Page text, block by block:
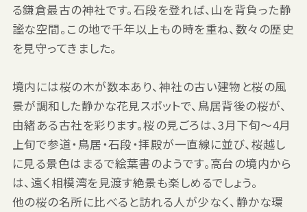
る鎌倉最古の神社です。石段を登れば、山を背負った静
謐な空間。この地で千年以上もの時を重ね、数々の歴史
を見守ってきました。
境内には桜の木が数本あり、神社の古い建物と桜の風
景が調和した静かな花見スポットで、鳥居背後の桜が、
由緒ある古社を彩ります。桜の見ごろは、3月下旬〜4月
上旬で参道・鳥居・石段・拝殿が一直線に並び、桜越し
に見る景色はまるで絵葉書のようです。高台の境内から
は、遠く相模湾を見渡す絶景も楽しめるでしょう。
他の桜の名所に比べると訪れる人が少なく、静かな環